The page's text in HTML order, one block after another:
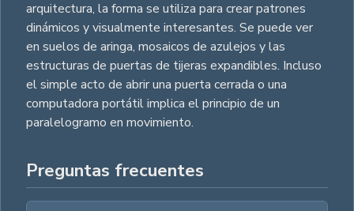
arquitectura, la forma se utiliza para crear patrones
dinámicos y visualmente interesantes. Se puede ver
en suelos de aringa, mosaicos de azulejos y las
estructuras de puertas de tijeras expandibles. Incluso
el simple acto de abrir una puerta cerrada o una
computadora portátil implica el principio de un
paralelogramo en movimiento.
Preguntas frecuentes